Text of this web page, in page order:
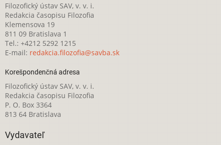
Filozofický ústav SAV, v. v. i.
Redakcia časopisu Filozofia
Klemensova 19
811 09 Bratislava 1
Tel.: +4212 5292 1215
E-mail: redakcia.filozofia@savba.sk
Korešpondenčná adresa
Filozofický ústav SAV, v. v. i.
Redakcia časopisu Filozofia
P. O. Box 3364
813 64 Bratislava
Vydavateľ